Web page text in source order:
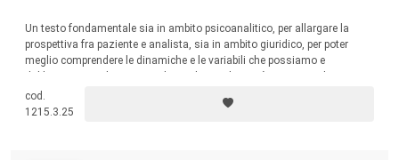
Un testo fondamentale sia in ambito psicoanalitico, per allargare la
prospettiva fra paziente e analista, sia in ambito giuridico, per poter
meglio comprendere le dinamiche e le variabili che possiamo e
cod.
1215.3.25